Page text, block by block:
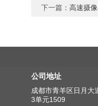
下一篇： 高速摄
公司地址
成都市青羊区日月大
3单元1509